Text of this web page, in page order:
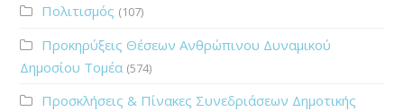
Πολιτισμός (107)
Προκηρύξεις Θέσεων Ανθρώπινου Δυναμικού
Δημοσίου Τομέα (574)
Προσκλήσεις & Πίνακες Συνεδριάσεων Δημοτικής